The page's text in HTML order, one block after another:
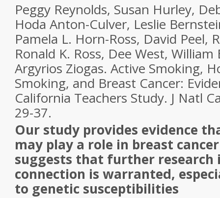
Peggy Reynolds, Susan Hurley,
Hoda Anton-Culver, Leslie
Pamela L. Horn-Ross, David Peel,
Ronald K. Ross, Dee West,
Argyrios Ziogas. Active Smoking,
Smoking, and Breast Cancer:
California Teachers Study. J Natl
29-37.
Our study provides evidence
may play a role in breast
suggests that further research
connection is warranted,
to genetic susceptibilities